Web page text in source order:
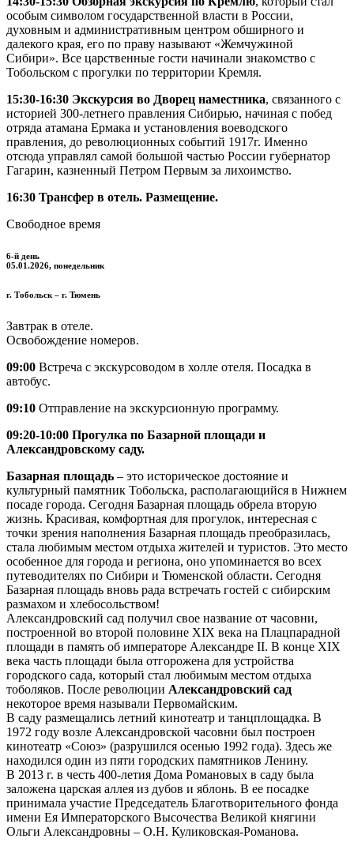
особым символом государственной власти в России,
духовным и административным центром обширного и
далекого края, его по праву называют «Жемчужиной
Сибири». Все царственные гости начинали знакомство с
Тобольском с прогулки по территории Кремля.
15:30-16:30 Экскурсия во Дворец наместника, связанного с
историей 300-летнего правления Сибирью, начиная с побед
отряда атамана Ермака и установления воеводского
правления, до революционных событий 1917г. Именно
отсюда управлял самой большой частью России губернатор
Гагарин, казненный Петром Первым за лихоимство.
16:30 Трансфер в отель. Размещение.
Свободное время
6-й день
05.01.2026, понедельник
г. Тобольск – г. Тюмень
Завтрак в отеле.
Освобождение номеров.
09:00 Встреча с экскурсоводом в холле отеля. Посадка в
автобус.
09:10 Отправление на экскурсионную программу.
09:20-10:00 Прогулка по Базарной площади и
Александровскому саду.
Базарная площадь – это историческое достояние и
культурный памятник Тобольска, располагающийся в Нижнем
посаде города. Сегодня Базарная площадь обрела вторую
жизнь. Красивая, комфортная для прогулок, интересная с
точки зрения наполнения Базарная площадь преобразилась,
стала любимым местом отдыха жителей и туристов. Это место
особенное для города и региона, оно упоминается во всех
путеводителях по Сибири и Тюменской области. Сегодня
Базарная площадь вновь рада встречать гостей с сибирским
размахом и хлебосольством!
Александровский сад получил свое название от часовни,
построенной во второй половине XIX века на Плацпарадной
площади в память об императоре Александре II. В конце XIX
века часть площади была отгорожена для устройства
городского сада, который стал любимым местом отдыха
тоболяков. После революции Александровский сад
некоторое время называли Первомайским.
В саду размещались летний кинотеатр и танцплощадка. В
1972 году возле Александровской часовни был построен
кинотеатр «Союз» (разрушился осенью 1992 года). Здесь же
находился один из пяти городских памятников Ленину.
В 2013 г. в честь 400-летия Дома Романовых в саду была
заложена царская аллея из дубов и яблонь. В ее посадке
принимала участие Председатель Благотворительного фонда
имени Ея Императорского Высочества Великой княгини
Ольги Александровны – О.Н. Куликовская-Романова.